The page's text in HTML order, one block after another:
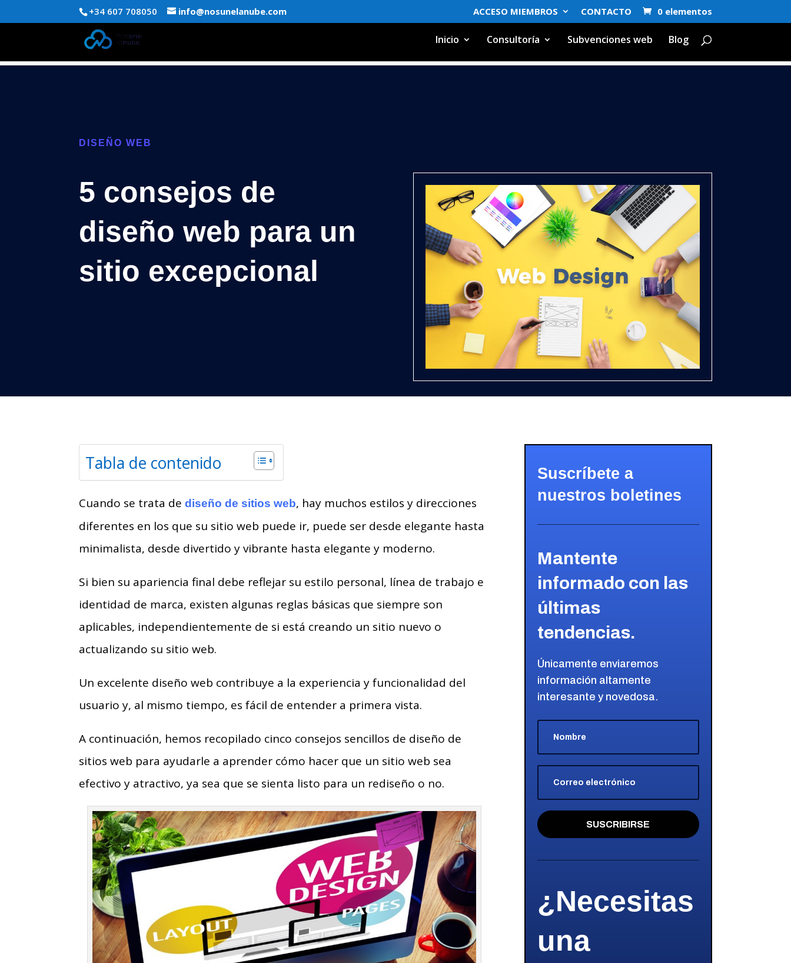
+34 607 708050 info@nosunelanube.com ACCESO MIEMBROS CONTACTO 0 elementos
Inicio Consultoría Subvenciones web Blog
DISEÑO WEB
5 consejos de
diseño web para un
sitio excepcional
Tabla de contenido
Cuando se trata dediseño de sitios web, hay muchos estilos y direcciones
diferentes en los que su sitio web puede ir, puede ser desde elegante hasta
minimalista, desde divertido y vibrante hasta elegante y moderno.
Si bien su apariencia final debe reflejar su estilo personal, línea de trabajo e
identidad de marca, existen algunas reglas básicas que siempre son
aplicables, independientemente de si está creando un sitio nuevo o
actualizando su sitio web.
Un excelente diseño web contribuye a la experiencia y funcionalidad del
usuario y, al mismo tiempo, es fácil de entender a primera vista.
A continuación, hemos recopilado cinco consejos sencillos de diseño de
sitios web para ayudarle a aprender cómo hacer que un sitio web sea
efectivo y atractivo, ya sea que se sienta listo para un rediseño o no.
Suscríbete a
nuestros boletines
Mantente
informado con las
últimas
tendencias.
Únicamente enviaremos
información altamente
interesante y novedosa.
SUSCRIBIRSE
¿Necesitas
una